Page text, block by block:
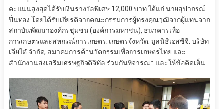
คะแนนสูงสุดได้รับเงินรางวัลพิเศษ 12,000 บาท ได้แก่ นายสุปากรณ์
ปิ่นทอง โดยได้รับเกียรติจากคณะกรรมการผู้ทรงคุณวุฒิจากผู้แทนจาก
สถาบันพัฒนาองค์กรชุมชน (องค์การมหาชน), ธนาคารเพื่อ
การเกษตรและสหกรณ์การเกษตร, เกษตรจังหวัด, มูลนิธิเอสซีจี, บริษัท
เจียไต๋ จำกัด, สมาคมการค้านวัตกรรมเพื่อการเกษตรไทย และ
สำนักงานส่งเสริมเศรษฐกิจดิจิทัล ร่วมกันพิจารณา และให้ข้อคิดเห็น